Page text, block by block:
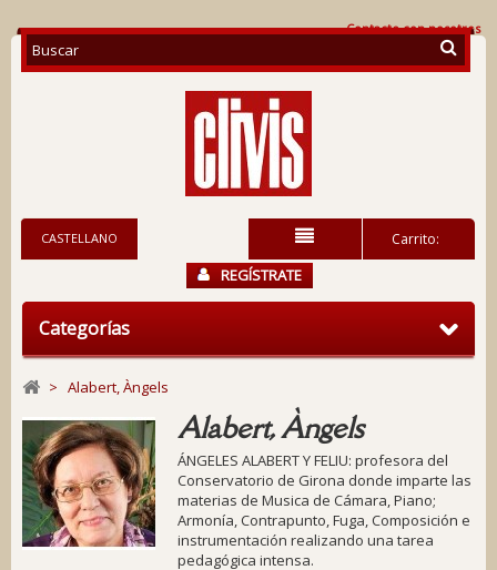
Contacte con nosotros
Carrito:
CASTELLANO
REGÍSTRATE
Categorías
> Alabert, Àngels
Alabert, Àngels
ÁNGELES ALABERT Y FELIU: profesora del
Conservatorio de Girona donde imparte las
materias de Musica de Cámara, Piano;
Armonía, Contrapunto, Fuga, Composición e
instrumentación realizando una tarea
pedagógica intensa.